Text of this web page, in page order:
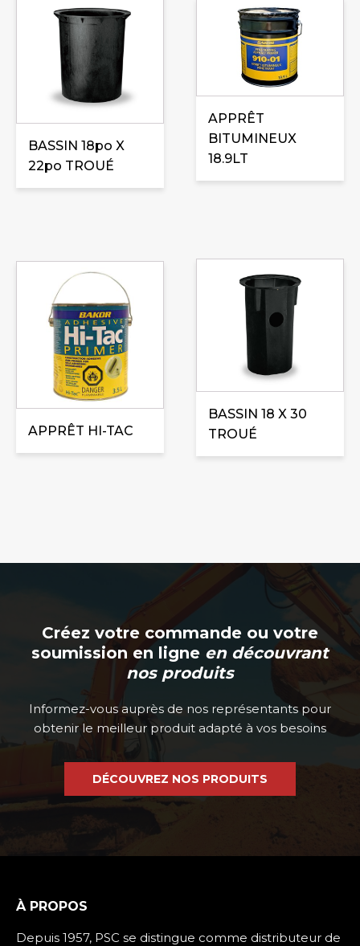
BASSIN 18po X
22po TROUÉ
APPRÊT
BITUMINEUX
18.9LT
APPRÊT HI-TAC
produit
plusieurs
variations.
options
peuvent
être
choisies
BASSIN 18 X 30
TROUÉ
Créez votre commande ou votre
soumission en ligne en découvrant
nos produits
Informez-vous auprès de nos représentants pour
obtenir le meilleur produit adapté à vos besoins
DÉCOUVREZ NOS PRODUITS
À PROPOS
Depuis 1957, PSC se distingue comme distributeur de